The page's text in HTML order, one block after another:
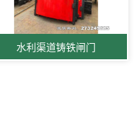
水利渠道铸铁闸门